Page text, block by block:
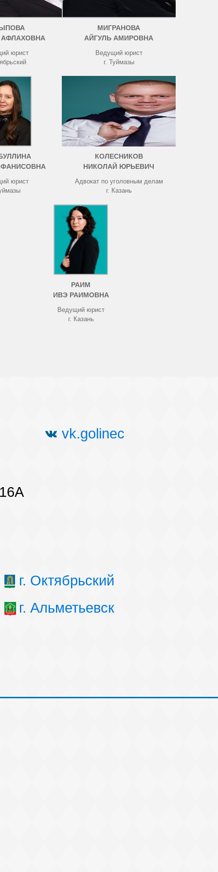
юрист
МИГРАНОВА
АЙГУЛЬ АМИРОВНА
Ведущий юрист
г. Туймазы
юрист
КОЛЕСНИКОВ
НИКОЛАЙ ЮРЬЕВИЧ
Адвокат по уголовным делам
г. Казань
РАИМ
ИВЭ РАИМОВНА
Ведущий юрист
г. Казань
vk.golinec
г. Октябрьский
г. Альметьевск